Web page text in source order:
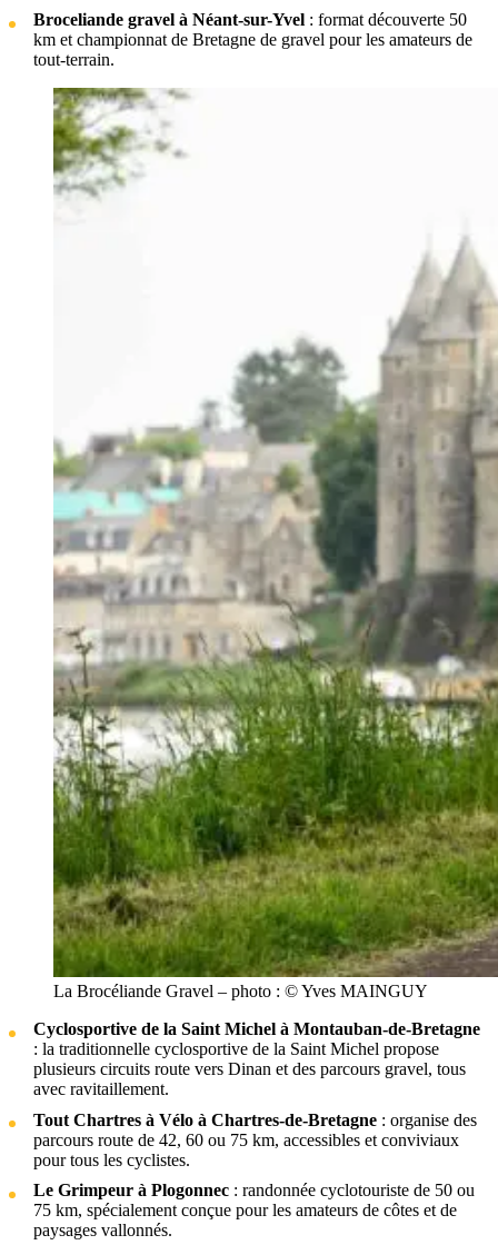
Broceliande gravel à Néant-sur-Yvel : format découverte 50
km et championnat de Bretagne de gravel pour les amateurs de
tout-terrain.
La Brocéliande Gravel – photo : © Yves MAINGUY
Cyclosportive de la Saint Michel à Montauban-de-Bretagne
: la traditionnelle cyclosportive de la Saint Michel propose
plusieurs circuits route vers Dinan et des parcours gravel, tous
avec ravitaillement.
Tout Chartres à Vélo à Chartres-de-Bretagne : organise des
parcours route de 42, 60 ou 75 km, accessibles et conviviaux
pour tous les cyclistes.
Le Grimpeur à Plogonnec : randonnée cyclotouriste de 50 ou
75 km, spécialement conçue pour les amateurs de côtes et de
paysages vallonnés.